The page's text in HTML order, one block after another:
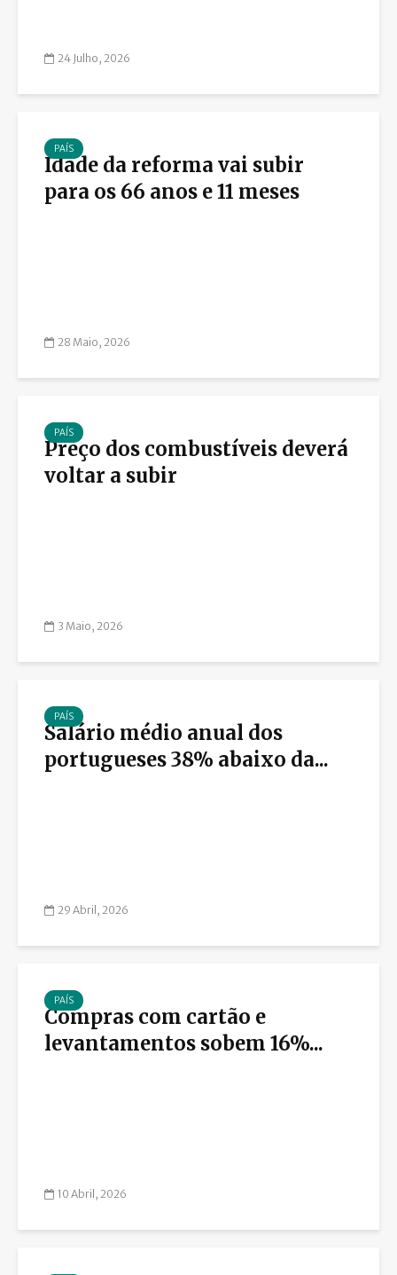
24 Julho, 2026
PAÍS
Idade da reforma vai subir
para os 66 anos e 11 meses
28 Maio, 2026
PAÍS
Preço dos combustíveis deverá
voltar a subir
3 Maio, 2026
PAÍS
Salário médio anual dos
portugueses 38% abaixo da...
29 Abril, 2026
PAÍS
Compras com cartão e
levantamentos sobem 16%...
10 Abril, 2026